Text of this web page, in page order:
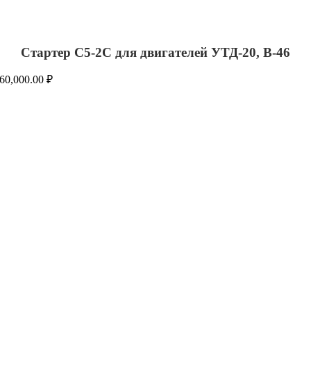
Стартер С5-2С для двигателей УТД-20, В-46
60,000.00₽